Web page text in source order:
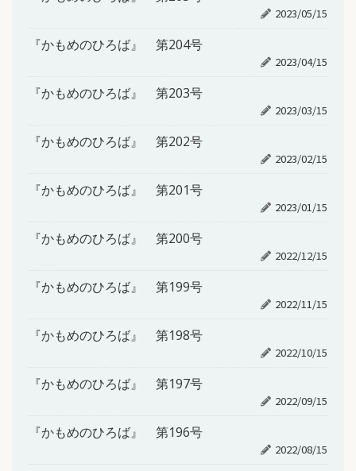
2023/05/15
『かもめのひろば』 第204号
2023/04/15
『かもめのひろば』 第203号
2023/03/15
『かもめのひろば』 第202号
2023/02/15
『かもめのひろば』 第201号
2023/01/15
『かもめのひろば』 第200号
2022/12/15
『かもめのひろば』 第199号
2022/11/15
『かもめのひろば』 第198号
2022/10/15
『かもめのひろば』 第197号
2022/09/15
『かもめのひろば』 第196号
2022/08/15